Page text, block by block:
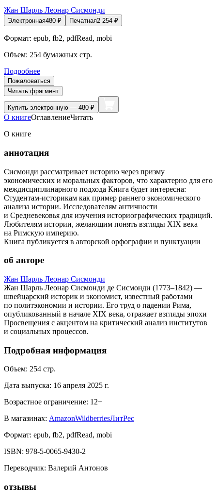
Жан Шарль Леонар Сисмонди
Электронная480 ₽ Печатная2 254 ₽
Формат: epub, fb2, pdfRead, mobi
Объем: 254 бумажных стр.
Подробнее
Пожаловаться
Читать фрагмент
Купить электронную — 480 ₽
О книгеОглавлениеЧитать
О книге
аннотация
Сисмонди рассматривает историю через призму
экономических и моральных факторов, что характерно для его
междисциплинарного подхода Книга будет интересна:
Студентам-историкам как пример раннего экономического
анализа истории. Исследователям античности
и Средневековья для изучения историографических традиций.
Любителям истории, желающим понять взгляды XIX века
на Римскую империю.
Книга публикуется в авторской орфографии и пунктуации
об авторе
Жан Шарль Леонар Сисмонди
Жан Шарль Леонар Сисмонди де Сисмонди (1773–1842) —
швейцарский историк и экономист, известный работами
по политэкономии и истории. Его труд о падении Рима,
опубликованный в начале XIX века, отражает взгляды эпохи
Просвещения с акцентом на критический анализ институтов
и социальных процессов.
Подробная информация
Объем: 254 стр.
Дата выпуска: 16 апреля 2025 г.
Возрастное ограничение: 12+
В магазинах: AmazonWildberriesЛитРес
Формат: epub, fb2, pdfRead, mobi
ISBN: 978-5-0065-9430-2
Переводчик: Валерий Антонов
отзывы